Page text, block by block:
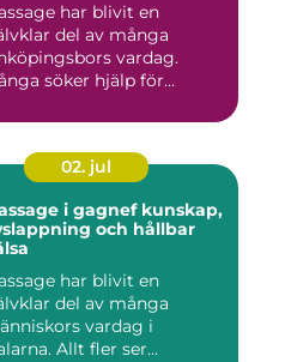
har blivit en
del av många
vardag.
söker hjälp för
02. jul
i gagnef kunskap,
och hållbar
har blivit en
del av många
vardag i
Allt fler ser